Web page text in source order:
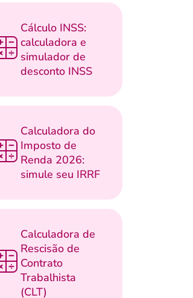
Cálculo INSS:
calculadora e
simulador de
desconto INSS
Calculadora do
Imposto de
Renda 2026:
simule seu IRRF
Calculadora de
Rescisão de
Contrato
Trabalhista
(CLT)